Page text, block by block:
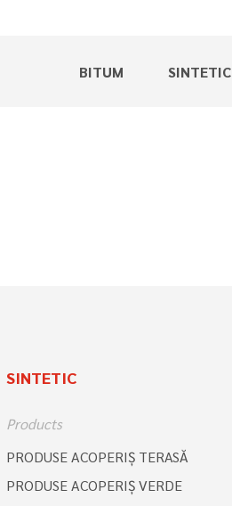
BITUM SINTETIC
SINTETIC
Products
PRODUSE ACOPERIŞ TERASĂ
PRODUSE ACOPERIŞ VERDE